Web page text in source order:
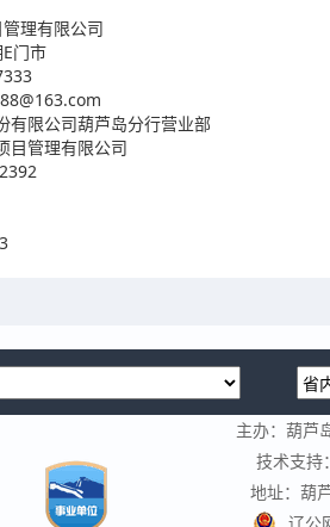
理有限公司
门市
有限公司葫芦岛分行营业部
目管理有限公司
主办：葫芦
技术支持
地址：葫